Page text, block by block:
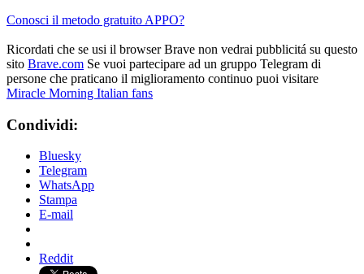
Conosci il metodo gratuito APPO?
Ricordati che se usi il browser Brave non vedrai pubblicitá su questo
sito Brave.com Se vuoi partecipare ad un gruppo Telegram di
persone che praticano il miglioramento continuo puoi visitare
Miracle Morning Italian fans
Condividi:
Bluesky
Telegram
WhatsApp
Stampa
E-mail
Reddit